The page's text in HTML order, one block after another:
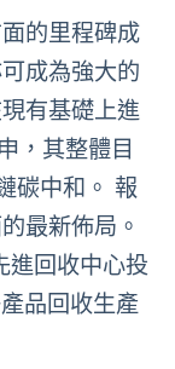
的里程碑成
成為強大的
有基礎上進
，其整體目
碳中和。 報
最新佈局。
進回收中心投
品回收生產